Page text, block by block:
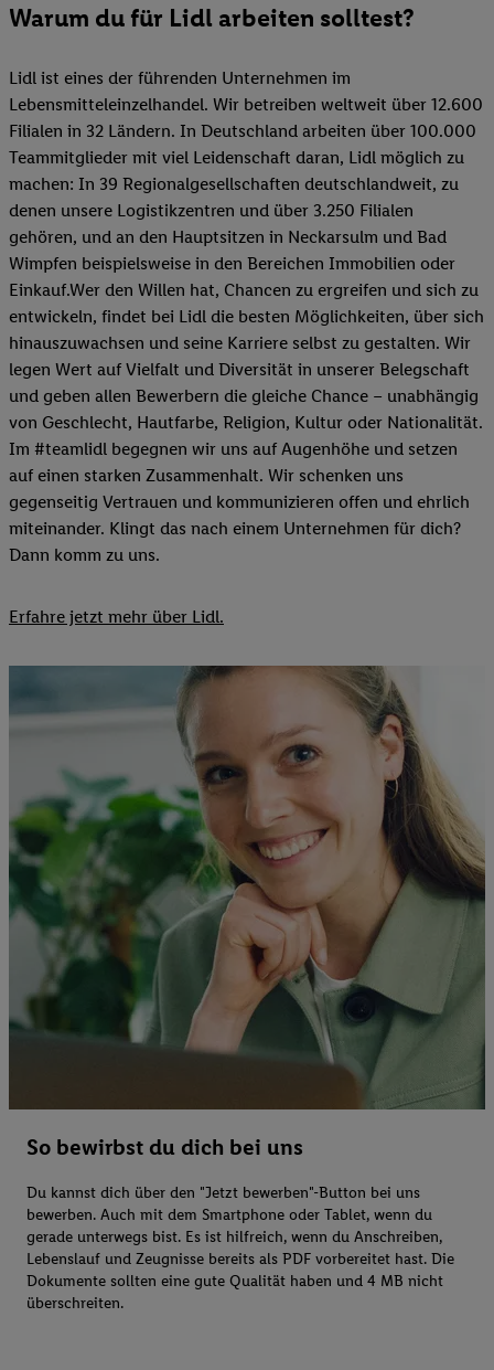
Warum du für Lidl arbeiten solltest?
Lidl ist eines der führenden Unternehmen im
Lebensmitteleinzelhandel. Wir betreiben weltweit über 12.600
Filialen in 32 Ländern. In Deutschland arbeiten über 100.000
Teammitglieder mit viel Leidenschaft daran, Lidl möglich zu
machen: In 39 Regionalgesellschaften deutschlandweit, zu
denen unsere Logistikzentren und über 3.250 Filialen
gehören, und an den Hauptsitzen in Neckarsulm und Bad
Wimpfen beispielsweise in den Bereichen Immobilien oder
Einkauf.Wer den Willen hat, Chancen zu ergreifen und sich zu
entwickeln, findet bei Lidl die besten Möglichkeiten, über sich
hinauszuwachsen und seine Karriere selbst zu gestalten. Wir
legen Wert auf Vielfalt und Diversität in unserer Belegschaft
und geben allen Bewerbern die gleiche Chance – unabhängig
von Geschlecht, Hautfarbe, Religion, Kultur oder Nationalität.
Im #teamlidl begegnen wir uns auf Augenhöhe und setzen
auf einen starken Zusammenhalt. Wir schenken uns
gegenseitig Vertrauen und kommunizieren offen und ehrlich
miteinander. Klingt das nach einem Unternehmen für dich?
Dann komm zu uns.​
Erfahre jetzt mehr über Lidl.
So bewirbst du dich bei uns
Du kannst dich über den "Jetzt bewerben"-Button bei uns
bewerben. Auch mit dem Smartphone oder Tablet, wenn du
gerade unterwegs bist. Es ist hilfreich, wenn du Anschreiben,
Lebenslauf und Zeugnisse bereits als PDF vorbereitet hast. Die
Dokumente sollten eine gute Qualität haben und 4 MB nicht
überschreiten.